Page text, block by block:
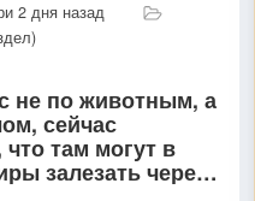
2 дня назад
не по животным, а
сейчас
там могут в
залезать через